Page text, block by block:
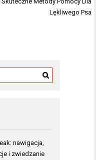
Lękliwego Psa
nawigacja,
i zwiedzanie